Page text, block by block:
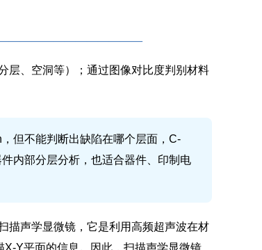
层、空洞等）；通过图像对比度判别材料
但不能判断出缺陷在哪个层面，C-
内部分层分析，也适合器件、印制电
描声学显微镜，它是利用高频超声波在材
Y平面的信息。因此，扫描声学显微镜